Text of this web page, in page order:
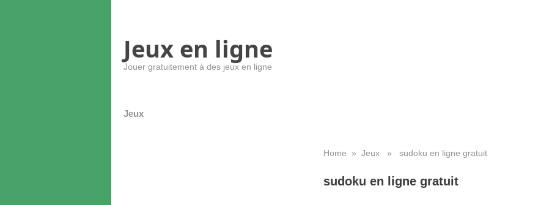
Jeux en ligne
Jouer gratuitement à des jeux en ligne
Jeux
Home » Jeux» sudoku en ligne gratuit
sudoku en ligne gratuit